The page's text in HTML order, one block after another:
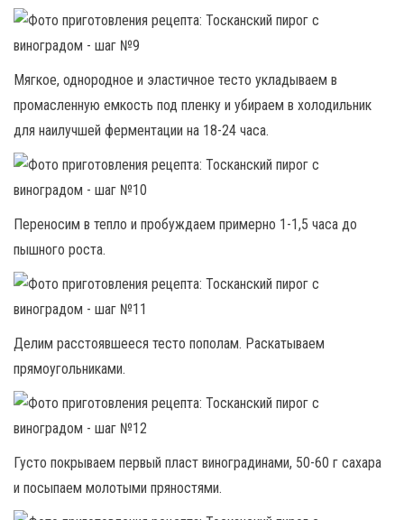
Мягкое, однородное и эластичное тесто укладываем в
промасленную емкость под пленку и убираем в холодильник
для наилучшей ферментации на 18-24 часа.
Переносим в тепло и пробуждаем примерно 1-1,5 часа до
пышного роста.
Делим расстоявшееся тесто пополам. Раскатываем
прямоугольниками.
Густо покрываем первый пласт виноградинами, 50-60 г сахара
и посыпаем молотыми пряностями.